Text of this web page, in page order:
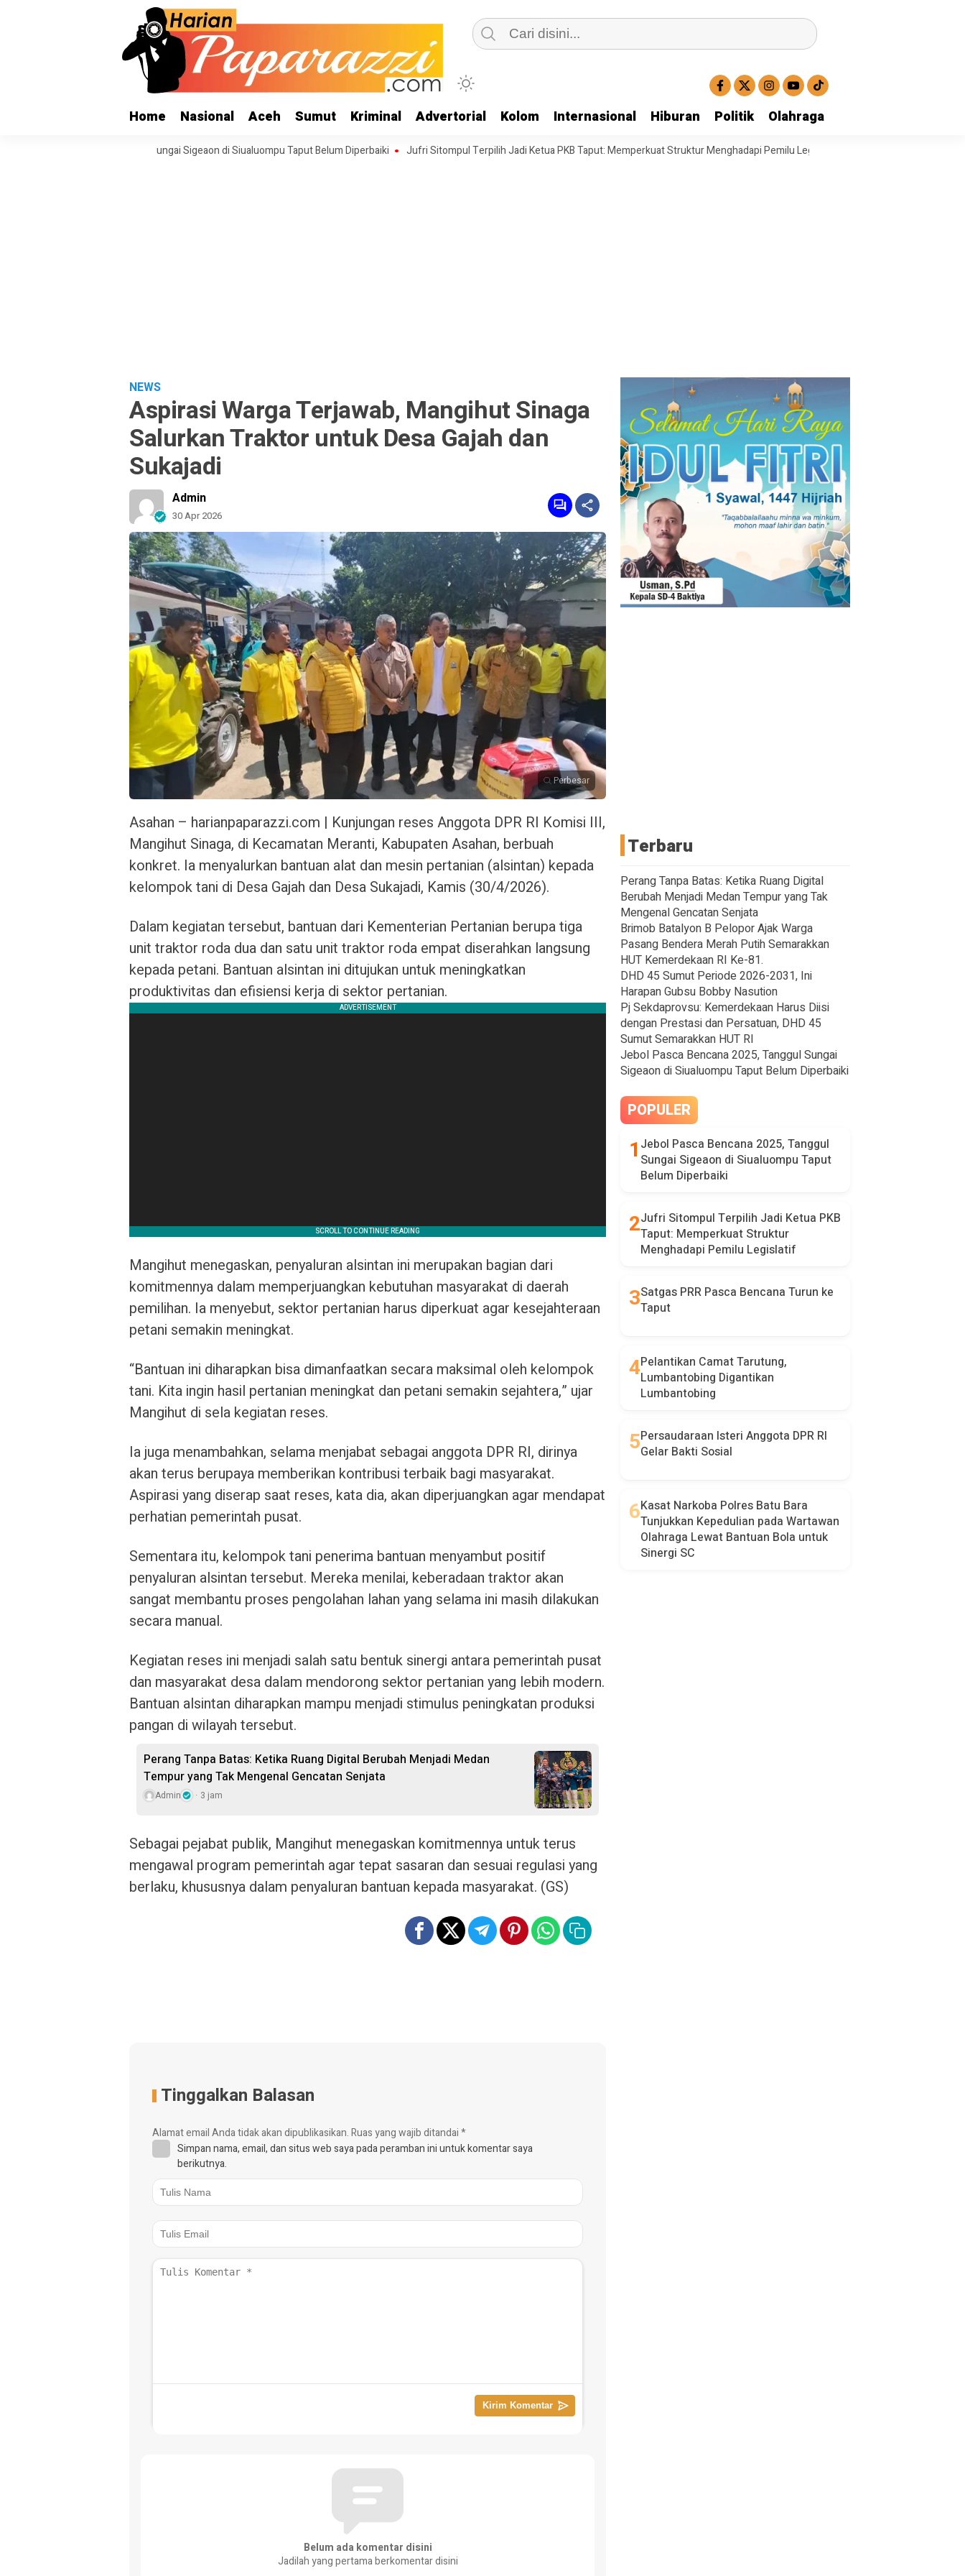
Home Nasional Aceh Sumut Kriminal Advertorial Kolom Internasional Hiburan Politik Olahraga
2025, Tanggul Sungai Sigeaon di Siualuompu Taput Belum Diperbaiki Jufri Sitompul Terpilih Jadi Ketua PKB Taput: Memperkuat Struktur Menghadapi Pemilu Legislatif
NEWS
Aspirasi Warga Terjawab, Mangihut Sinaga
Salurkan Traktor untuk Desa Gajah dan
Sukajadi
Admin
30 Apr 2026
Perbesar
Asahan – harianpaparazzi.com | Kunjungan reses Anggota DPR RI Komisi III,
Mangihut Sinaga, di Kecamatan Meranti, Kabupaten Asahan, berbuah
konkret. Ia menyalurkan bantuan alat dan mesin pertanian (alsintan) kepada
kelompok tani di Desa Gajah dan Desa Sukajadi, Kamis (30/4/2026).
Dalam kegiatan tersebut, bantuan dari Kementerian Pertanian berupa tiga
unit traktor roda dua dan satu unit traktor roda empat diserahkan langsung
kepada petani. Bantuan alsintan ini ditujukan untuk meningkatkan
produktivitas dan efisiensi kerja di sektor pertanian.
Mangihut menegaskan, penyaluran alsintan ini merupakan bagian dari
komitmennya dalam memperjuangkan kebutuhan masyarakat di daerah
pemilihan. Ia menyebut, sektor pertanian harus diperkuat agar kesejahteraan
petani semakin meningkat.
“Bantuan ini diharapkan bisa dimanfaatkan secara maksimal oleh kelompok
tani. Kita ingin hasil pertanian meningkat dan petani semakin sejahtera,” ujar
Mangihut di sela kegiatan reses.
Ia juga menambahkan, selama menjabat sebagai anggota DPR RI, dirinya
akan terus berupaya memberikan kontribusi terbaik bagi masyarakat.
Aspirasi yang diserap saat reses, kata dia, akan diperjuangkan agar mendapat
perhatian pemerintah pusat.
Sementara itu, kelompok tani penerima bantuan menyambut positif
penyaluran alsintan tersebut. Mereka menilai, keberadaan traktor akan
sangat membantu proses pengolahan lahan yang selama ini masih dilakukan
secara manual.
Kegiatan reses ini menjadi salah satu bentuk sinergi antara pemerintah pusat
dan masyarakat desa dalam mendorong sektor pertanian yang lebih modern.
Bantuan alsintan diharapkan mampu menjadi stimulus peningkatan produksi
pangan di wilayah tersebut.
Perang Tanpa Batas: Ketika Ruang Digital Berubah Menjadi Medan
Tempur yang Tak Mengenal Gencatan Senjata
Admin 3 jam
Sebagai pejabat publik, Mangihut menegaskan komitmennya untuk terus
mengawal program pemerintah agar tepat sasaran dan sesuai regulasi yang
berlaku, khususnya dalam penyaluran bantuan kepada masyarakat. (GS)
Tinggalkan Balasan
Alamat email Anda tidak akan dipublikasikan.Ruas yang wajib ditandai*
Simpan nama, email, dan situs web saya pada peramban ini untuk komentar saya
berikutnya.
Belum ada komentar disini
Jadilah yang pertama berkomentar disini
Terbaru
Perang Tanpa Batas: Ketika Ruang Digital
Berubah Menjadi Medan Tempur yang Tak
Mengenal Gencatan Senjata
Brimob Batalyon B Pelopor Ajak Warga
Pasang Bendera Merah Putih Semarakkan
HUT Kemerdekaan RI Ke-81.
DHD 45 Sumut Periode 2026-2031, Ini
Harapan Gubsu Bobby Nasution
Pj Sekdaprovsu: Kemerdekaan Harus Diisi
dengan Prestasi dan Persatuan, DHD 45
Sumut Semarakkan HUT RI
Jebol Pasca Bencana 2025, Tanggul Sungai
Sigeaon di Siualuompu Taput Belum Diperbaiki
POPULER
Jebol Pasca Bencana 2025, Tanggul
Sungai Sigeaon di Siualuompu Taput
Belum Diperbaiki
Jufri Sitompul Terpilih Jadi Ketua PKB
Taput: Memperkuat Struktur
Menghadapi Pemilu Legislatif
Satgas PRR Pasca Bencana Turun ke
Taput
Pelantikan Camat Tarutung,
Lumbantobing Digantikan
Lumbantobing
Persaudaraan Isteri Anggota DPR RI
Gelar Bakti Sosial
Kasat Narkoba Polres Batu Bara
Tunjukkan Kepedulian pada Wartawan
Olahraga Lewat Bantuan Bola untuk
Sinergi SC